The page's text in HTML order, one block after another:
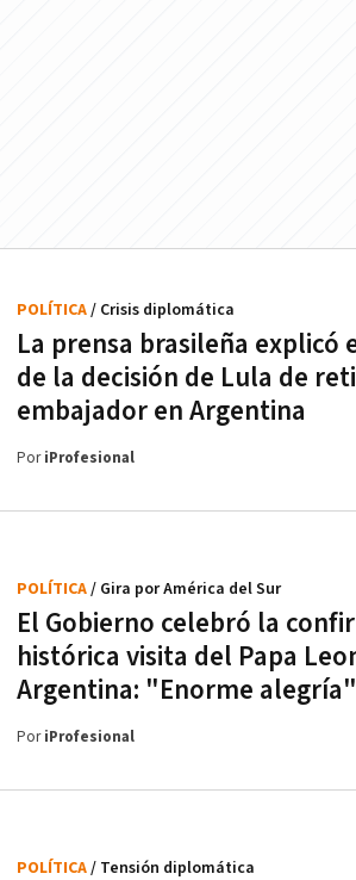
La prensa brasileña explicó
de la decisión de Lula de
embajador en Argentina
POLÍTICA/ Crisis diplomática
PoriProfesional
El Gobierno celebró la
histórica visita del Papa
Argentina: "Enorme alegría"
POLÍTICA/ Gira por América del Sur
PoriProfesional
POLÍTICA/ Tensión diplomática